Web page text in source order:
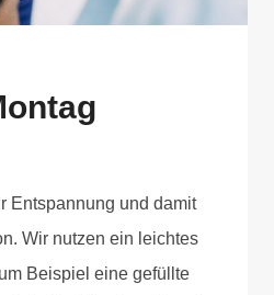
Entspannung und damit
Wir nutzen ein leichtes
Beispiel eine gefüllte